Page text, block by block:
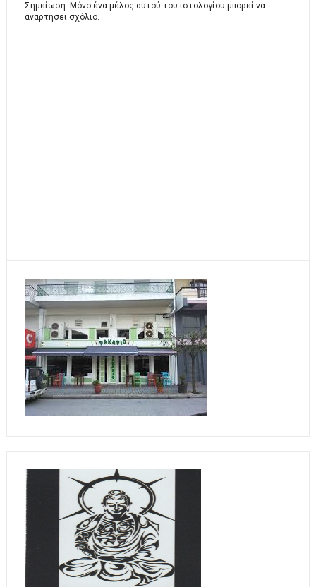
Σημείωση: Μόνο ένα μέλος αυτού του ιστολογίου μπορεί να
αναρτήσει σχόλιο.